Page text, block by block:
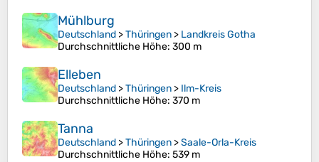
Mühlburg
Deutschland >Thüringen > Landkreis Gotha
Durchschnittliche Höhe: 300 m
Elleben
Deutschland >Thüringen > Ilm-Kreis
Durchschnittliche Höhe: 370 m
Tanna
Deutschland >Thüringen >Saale-Orla-Kreis
Durchschnittliche Höhe: 539 m